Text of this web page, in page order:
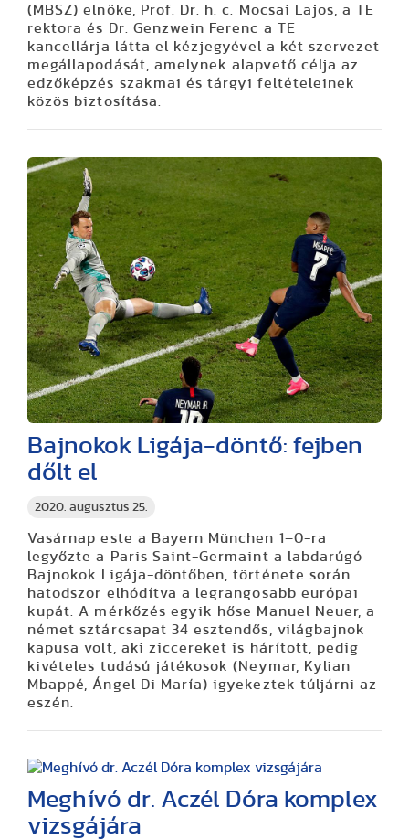
(MBSZ) elnöke, Prof. Dr. h. c. Mocsai Lajos, a TE
rektora és Dr. Genzwein Ferenc a TE
kancellárja látta el kézjegyével a két szervezet
megállapodását, amelynek alapvető célja az
edzőképzés szakmai és tárgyi feltételeinek
közös biztosítása.
2020. augusztus 25.
Bajnokok Ligája-döntő: fejben
dőlt el
Vasárnap este a Bayern München 1–0-ra
legyőzte a Paris Saint-Germaint a labdarúgó
Bajnokok Ligája-döntőben, története során
hatodszor elhódítva a legrangosabb európai
kupát. A mérkőzés egyik hőse Manuel Neuer, a
német sztárcsapat 34 esztendős, világbajnok
kapusa volt, aki ziccereket is hárított, pedig
kivételes tudású játékosok (Neymar, Kylian
Mbappé, Ángel Di María) igyekeztek túljárni az
eszén.
Meghívó dr. Aczél Dóra komplex
vizsgájára